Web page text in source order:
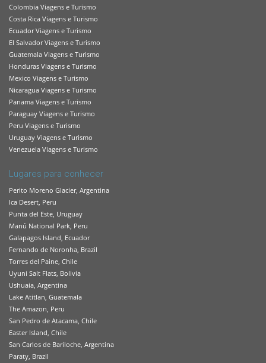
Colombia Viagens e Turismo
Costa Rica Viagens e Turismo
Ecuador Viagens e Turismo
El Salvador Viagens e Turismo
Guatemala Viagens e Turismo
Honduras Viagens e Turismo
Mexico Viagens e Turismo
Nicaragua Viagens e Turismo
Panama Viagens e Turismo
Paraguay Viagens e Turismo
Peru Viagens e Turismo
Uruguay Viagens e Turismo
Venezuela Viagens e Turismo
Lugares para conhecer
Perito Moreno Glacier, Argentina
Ica Desert, Peru
Punta del Este, Uruguay
Manú National Park, Peru
Galapagos Island, Ecuador
Fernando de Noronha, Brazil
Torres del Paine, Chile
Uyuni Salt Flats, Bolivia
Ushuaia, Argentina
Lake Atitlan, Guatemala
The Amazon, Peru
San Pedro de Atacama, Chile
Easter Island, Chile
San Carlos de Bariloche, Argentina
Paraty, Brazil